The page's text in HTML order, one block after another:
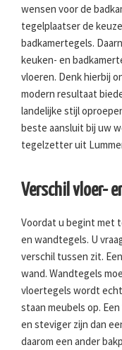
wensen voor de
tegelplaatser de
badkamertegels.
keuken- en
vloeren. Denk hierbij
modern resultaat
landelijke stijl
beste aansluit bij uw
tegelzetter uit
Verschil vloer-
Voordat u begint met
en wandtegels. U
verschil tussen zit.
wand. Wandtegels
vloertegels wordt
staan meubels op. Een
en steviger zijn dan
daarom een ander